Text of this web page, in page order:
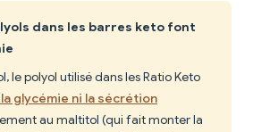
dans les barres keto font
le polyol utilisé dans les Ratio Keto
glycémie ni la sécrétion
au maltitol (qui fait monter la